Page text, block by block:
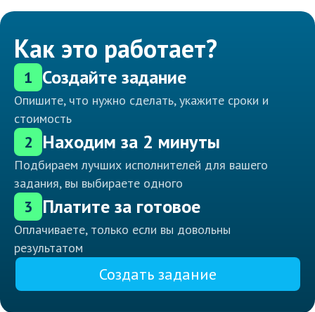
Как это работает?
1 Создайте задание
Опишите, что нужно сделать, укажите сроки и
стоимость
2 Находим за 2 минуты
Подбираем лучших исполнителей для вашего
задания, вы выбираете одного
3 Платите за готовое
Оплачиваете, только если вы довольны
результатом
Создать задание